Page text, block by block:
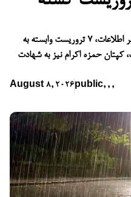
در هنگو، در جریان یک عملیات مبتنی بر اطلاعات، ۷ تروریست وابسته به
کپتان حمزه اکرام نیز به شهادت
August 8, 2026 public, , ,